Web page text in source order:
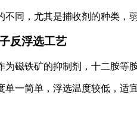
不同，尤其是捕收剂的种类，
反浮选工艺
为磁铁矿的抑制剂，十二胺等
单一简单，浮选温度较低，适